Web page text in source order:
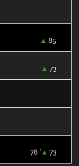
85 '
73 '
73 '
78 '